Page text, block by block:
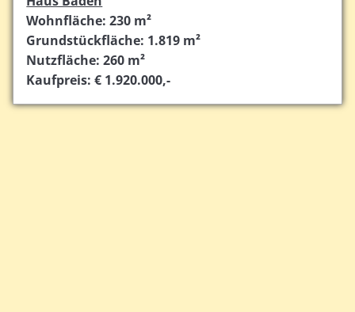
Wohnfläche: 230 m²
Grundstückfläche: 1.819 m²
Nutzfläche: 260 m²
Kaufpreis: € 1.920.000,-